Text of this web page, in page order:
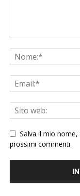
Salva il mio
prossimi commenti.